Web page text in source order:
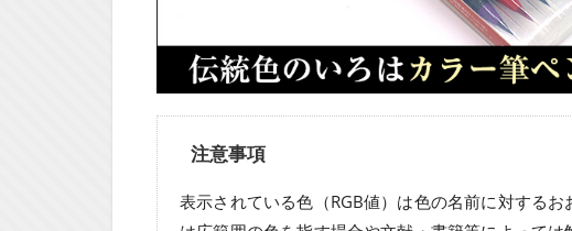
注意事項
表示されている色（RGB値）は色の名前に対する